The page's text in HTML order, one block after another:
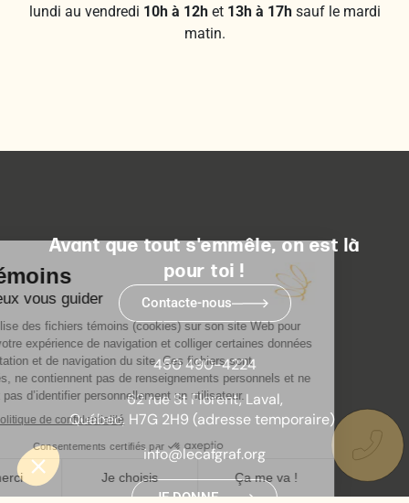
lundi au vendredi 10h à 12het 13h à 17hsauf le mardi
matin.
Avant que tout s'emmêle, on est là
pour toi !
Contacte-nous
450 490-4224
62 rue St Florent, Laval,
Québec, H7G 2H9 (adresse temporaire)
info@lecafgraf.org
JE DONNE